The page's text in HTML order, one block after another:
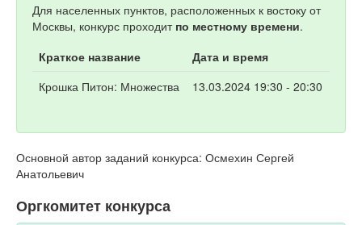
Для населенных пунктов, расположенных к востоку от
Москвы, конкурс проходит по местному времени.
Краткое название
Дата и время
Крошка Питон: Множества
13.03.2024 19:30 - 20:30
Основной автор заданий конкурса: Осмехин Сергей
Анатольевич
Оргкомитет конкурса